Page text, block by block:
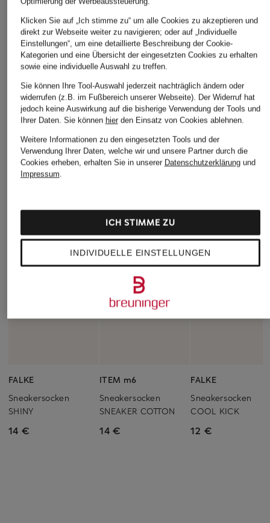
ÄHNLICHE ARTIKEL ENTDECKEN
FALKE
Sneakersocken
SHINY
14 €
ITEM m6
Sneakersocken
SNEAKER COTTON
14 €
FALKE
Sneakersocken
COOL KICK
12 €
Klicken Sie auf „Ich stimme zu“ um alle Cookies zu akzeptieren und
direkt zur Webseite weiter zu navigieren; oder auf „Individuelle
Einstellungen“, um eine detaillierte Beschreibung der Cookie-
Kategorien und eine Übersicht der eingesetzten Cookies zu erhalten
sowie eine individuelle Auswahl zu treffen.
Sie können Ihre Tool-Auswahl jederzeit nachträglich ändern oder
widerrufen (z.B. im Fußbereich unserer Webseite). Der Widerruf hat
jedoch keine Auswirkung auf die bisherige Verwendung der Tools und
Ihrer Daten. Sie können hierden Einsatz von Cookies ablehnen.
Weitere Informationen zu den eingesetzten Tools und der
Verwendung Ihrer Daten, welche wir und unsere Partner durch die
Cookies erheben, erhalten Sie in unserer Datenschutzerklärungund
Impressum.
INDIVIDUELLE EINSTELLUNGEN
ICH STIMME ZU